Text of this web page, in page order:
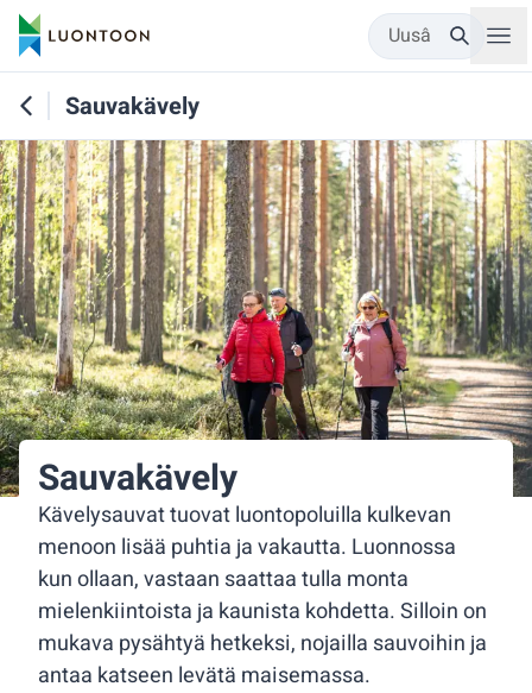
Uusâ
Sauvakävely
Sauvakävely
Kävelysauvat tuovat luontopoluilla kulkevan
menoon lisää puhtia ja vakautta. Luonnossa
kun ollaan, vastaan saattaa tulla monta
mielenkiintoista ja kaunista kohdetta. Silloin on
mukava pysähtyä hetkeksi, nojailla sauvoihin ja
antaa katseen levätä maisemassa.